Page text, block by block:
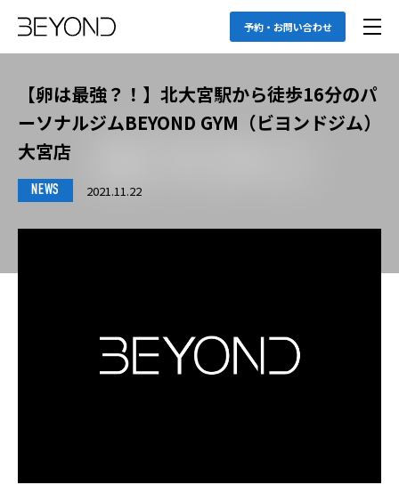
予約・お問い合わせ
【卵は最強？！】北大宮駅から徒歩16分のパ
ーソナルジムBEYOND GYM（ビヨンドジム）
大宮店
NEWS 2021.11.22